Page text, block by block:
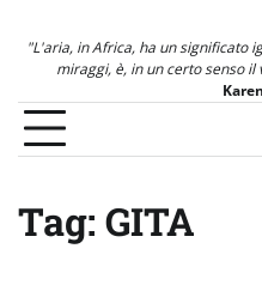
"L'aria, in Africa, ha un significato
miraggi, è, in un certo senso
Tag: GITA